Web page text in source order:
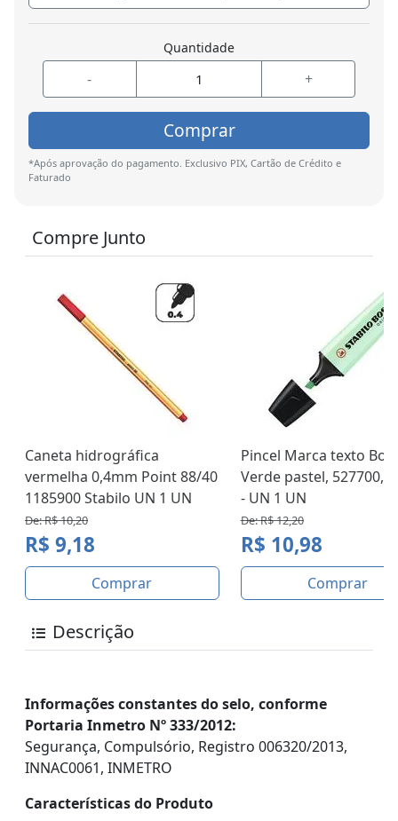
Quantidade
- +
Comprar
*Após aprovação do pagamento. Exclusivo PIX, Cartão de Crédito e
Faturado
Compre Junto
Caneta hidrográfica
vermelha 0,4mm Point 88/40
1185900 Stabilo UN 1 UN
De: R$ 10,20
R$ 9,18
Comprar
Pincel Marca texto
Verde pastel, 527700,
- UN 1 UN
De: R$ 12,20
R$ 10,98
Comprar
Descrição
Informações constantes do selo, conforme
Portaria Inmetro Nº 333/2012:
Segurança, Compulsório, Registro 006320/2013,
INNAC0061, INMETRO
Características do Produto